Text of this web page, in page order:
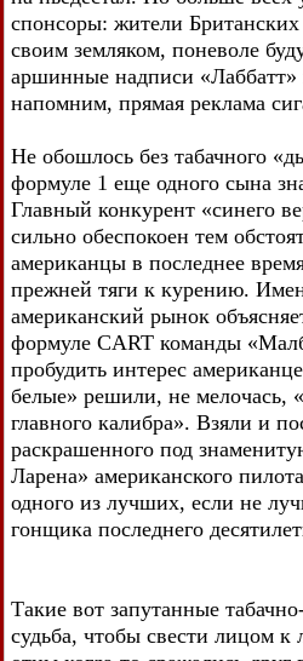
спонсоры: жители Британских
своим земляком, поневоле
аршинные надписи
напомним, прямая реклама
Не обошлось без табачного
формуле 1 еще одного сына
Главный конкурент «синего
сильно обеспокоен тем
американцы в последнее
прежней тяги к курению.
американский рынок
формуле CART команды
пробудить интерес
белые» решили, не мелочась,
главного калибра». Взяли и
раскрашенного под
Ларена» американского
одного из лучших, если не
гонщика последнего
Такие вот запутанные
судьба, чтобы свести лицом к